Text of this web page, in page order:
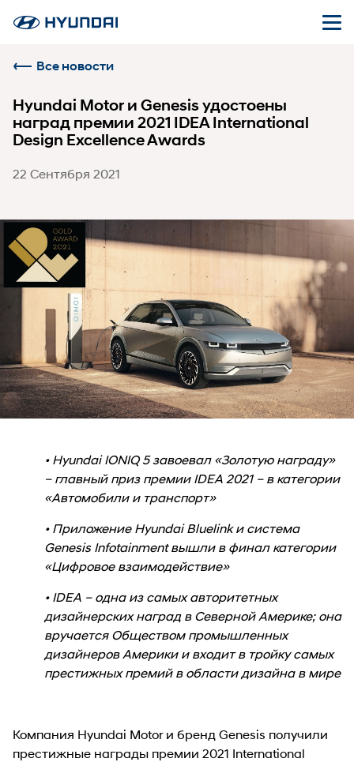
Все новости
Hyundai Motor и Genesis удостоены
наград премии 2021 IDEA International
Design Excellence Awards
22 Сентября 2021
• Hyundai IONIQ 5 завоевал «Золотую награду»
– главный приз премии IDEA 2021 – в категории
«Автомобили и транспорт»
• Приложение Hyundai Bluelink и система
Genesis Infotainment вышли в финал категории
«Цифровое взаимодействие»
• IDEA – одна из самых авторитетных
дизайнерских наград в Северной Америке; она
вручается Обществом промышленных
дизайнеров Америки и входит в тройку самых
престижных премий в области дизайна в мире
Компания Hyundai Motor и бренд Genesis получили
престижные награды премии 2021 International